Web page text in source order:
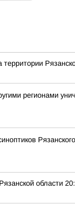
регионами
области